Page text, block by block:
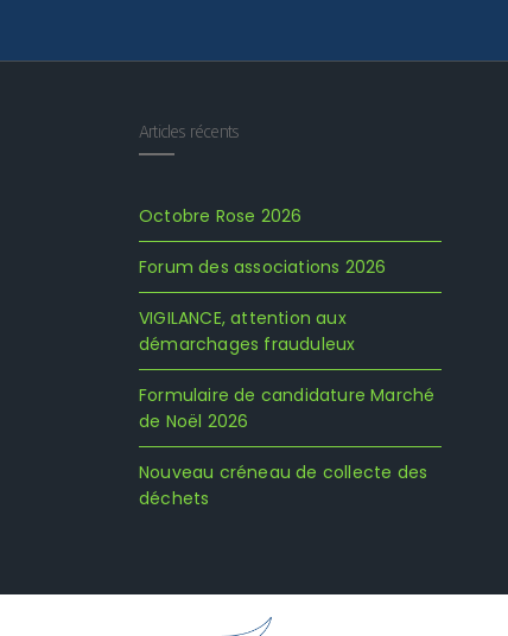
Articles récents
Octobre Rose 2026
Forum des associations 2026
VIGILANCE, attention aux
démarchages frauduleux
Formulaire de candidature Marché
de Noël 2026
Nouveau créneau de collecte des
déchets